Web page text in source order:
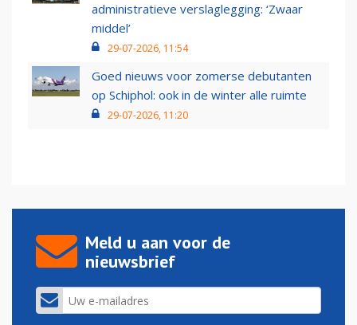
administratieve verslaglegging: ‘Zwaar
middel’
29-07-2026, 11:54
Goed nieuws voor zomerse debutanten
op Schiphol: ook in de winter alle ruimte
29-07-2026, 11:20
Meld u aan voor de
nieuwsbrief